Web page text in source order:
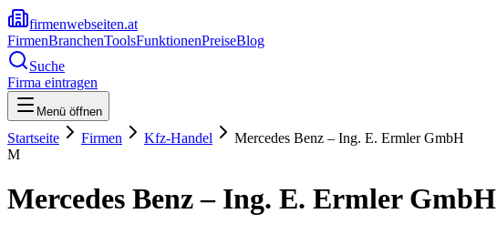
firmenwebseiten.at
FirmenBranchenToolsFunktionenPreiseBlog
Suche
Firma eintragen
Menü öffnen
Startseite Firmen Kfz-Handel
Mercedes Benz – Ing. E. Ermler GmbH
M
Mercedes Benz – Ing. E. Ermler GmbH